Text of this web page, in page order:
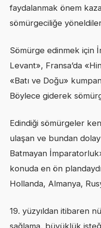
faydalanmak önem
sömürgeciliğe
Sömürge edinmek için
Levant», Fransa’da
«Batı ve Doğu»
Böylece giderek
Edindiği sömürgeler
ulaşan ve bundan
Batmayan
konuda en ön
Hollanda, Almanya,
19. yüzyıldan itibaren